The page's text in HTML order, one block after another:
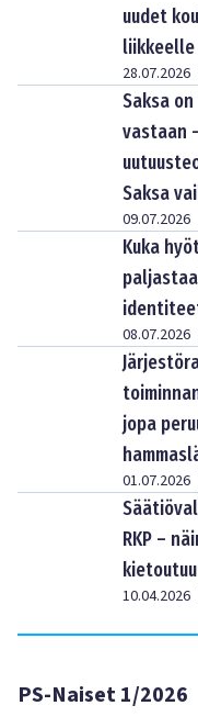
uudet
liikkeelle
28.07.2026
Saksa
vastaan
Saksa
09.07.2026
Kuka
08.07.2026
jopa
01.07.2026
RKP –
10.04.2026
PS-Naiset 1/2026